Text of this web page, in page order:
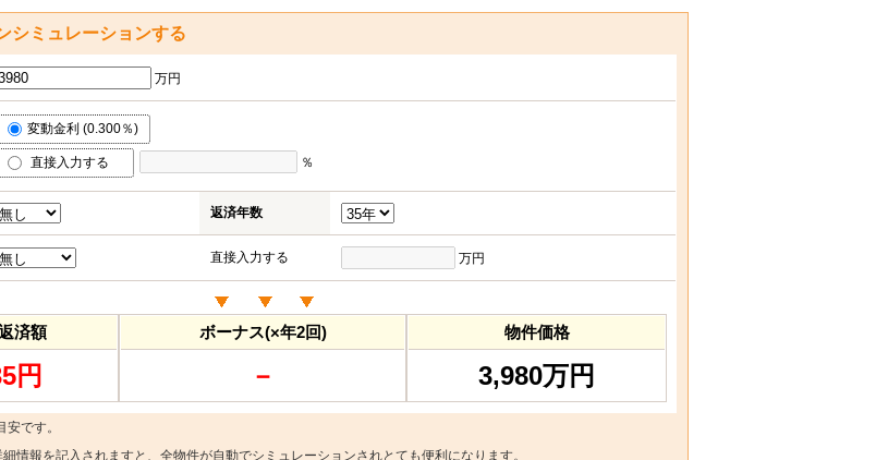
シミュレーションする
万円
変動金利 (0.300％)
直接入力する ％
返済年数
直接入力する 万円
済額
円
ボーナス(×年2回)
－
物件価格
3,980万円
です。
細情報を記入されますと、全物件が自動でシミュレーションされとても便利になります。